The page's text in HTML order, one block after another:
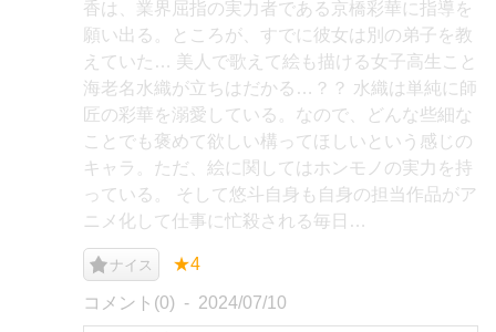
香は、業界屈指の実力者である京橋彩華に指導を
願い出る。ところが、すでに彼女は別の弟子を教
えていた… 美人で歌えて絵も描ける女子高生こと
海老名水織が立ちはだかる…？？ 水織は単純に師
匠の彩華を溺愛している。なので、どんな些細な
ことでも褒めて欲しい構ってほしいという感じの
キャラ。ただ、絵に関してはホンモノの実力を持
っている。 そして悠斗自身も自身の担当作品がア
ニメ化して仕事に忙殺される毎日…
ナイス ★4
コメント(0) 2024/07/10